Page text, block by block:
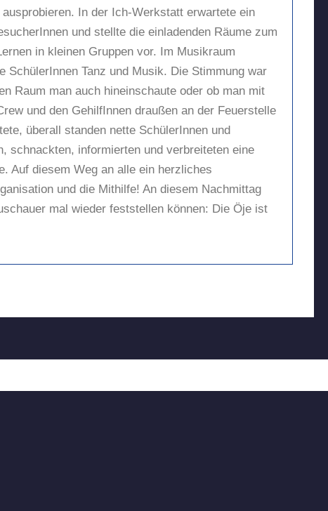
In der Ich-Werkstatt erwartete ein
und stellte die einladenden Räume zum
in kleinen Gruppen vor. Im Musikraum
SchülerInnen Tanz und Musik. Die Stimmung war
Raum man auch hineinschaute oder ob man mit
und den GehilfInnen draußen an der Feuerstelle
überall standen nette SchülerInnen und
schnackten, informierten und verbreiteten eine
Auf diesem Weg an alle ein herzliches
und die Mithilfe! An diesem Nachmittag
mal wieder feststellen können: Die Öje ist